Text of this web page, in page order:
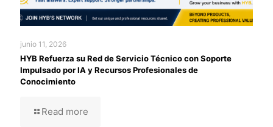
junio 11, 2026
HYB Refuerza su Red de Servicio Técnico con Soporte
Impulsado por IA y Recursos Profesionales de
Conocimiento
Read more